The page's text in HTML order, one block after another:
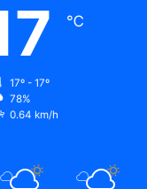
℃
17º - 17º
78%
0.64 km/h